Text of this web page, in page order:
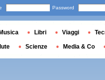
Password
Musica Libri Viaggi
Scienze Media & Co